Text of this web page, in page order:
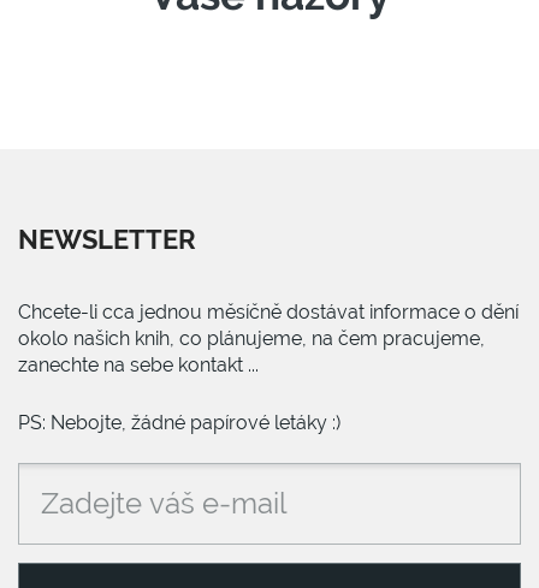
NEWSLETTER
Chcete-li cca jednou měsíčně dostávat informace o dění
okolo našich knih, co plánujeme, na čem pracujeme,
zanechte na sebe kontakt ...
PS: Nebojte, žádné papírové letáky :)